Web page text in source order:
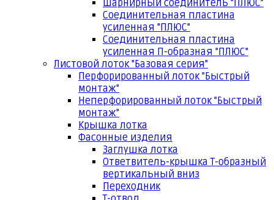
Шарнирный соединитель "ПЛЮС"
Соединительная пластина
усиленная "ПЛЮС"
Соединительная пластина
усиленная П-образная "ПЛЮС"
Листовой лоток "Базовая серия"
Перфорированный лоток "Быстрый
монтаж"
Неперфорированный лоток "Быстрый
монтаж"
Крышка лотка
Фасонные изделия
Заглушка лотка
Ответвитель-крышка Т-образный
вертикальный вниз
Переходник